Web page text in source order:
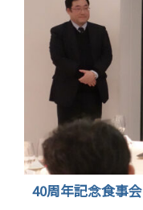
40周年記念食事会